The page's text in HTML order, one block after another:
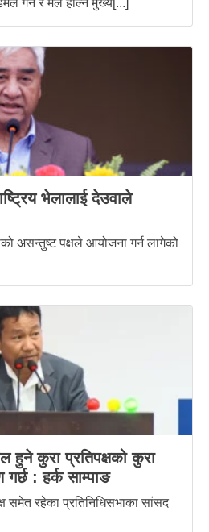
गर्ने र मल हाल्ने मुख्य[...]
भेलालाई देउवाले
असन्तुष्ट पक्षले आयोजना गर्न लागेको
कुरा प्रतिपक्षको कुरा
गर्छ : हर्क साम्पाङ
समेत रहेका प्रतिनिधिसभाका सांसद